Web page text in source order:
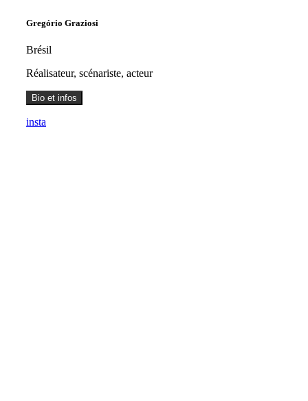
Gregório Graziosi
Brésil
Réalisateur, scénariste, acteur
Bio et infos
insta